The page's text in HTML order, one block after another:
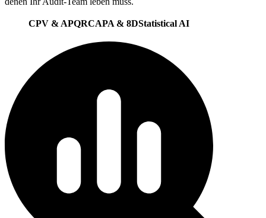
CPV & APQRCAPA & 8DStatistical AI